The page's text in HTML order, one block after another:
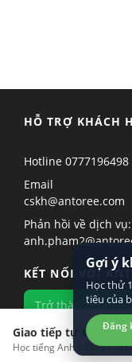
Giao tiếp tự tin hơn?
Học tiếng Anh 1 kèm 1
HỖ TRỢ KHÁCH
Hotline 0777196498
Email
cskh@antoree.com
Phản hồi về dịch vụ:
KẾT NỐI VỚI
Trở thành giáo
KHÁM PHÁ
Gợi ý
Học thử
tiêu của
Đăng